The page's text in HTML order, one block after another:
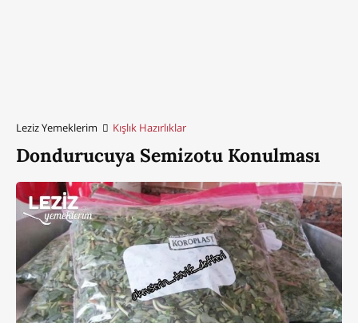
Leziz Yemeklerim Kışlık Hazırlıklar
Dondurucuya Semizotu Konulması